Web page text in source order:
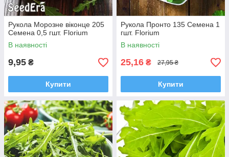
Рукола Морозне віконце 205
Семена 0,5 гшт. Florium
В наявності
9,95 ₴
Купити
Рукола Пронто 135 Семена 1
гшт. Florium
В наявності
25,16 ₴ 27,95 ₴
Купити